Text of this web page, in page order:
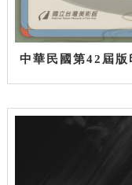
中華民國第42屆版